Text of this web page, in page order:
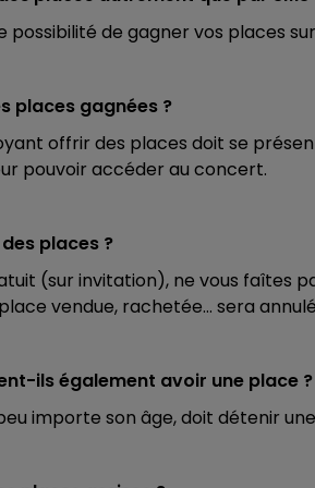
DU WEEK-END
possibilité de gagner vos places
places gagnées ?
offrir des places doit se
pouvoir accéder au concert.
places ?
(sur invitation), ne vous faîtes
place vendue, rachetée… sera
ils également avoir une place ?
importe son âge, doit détenir